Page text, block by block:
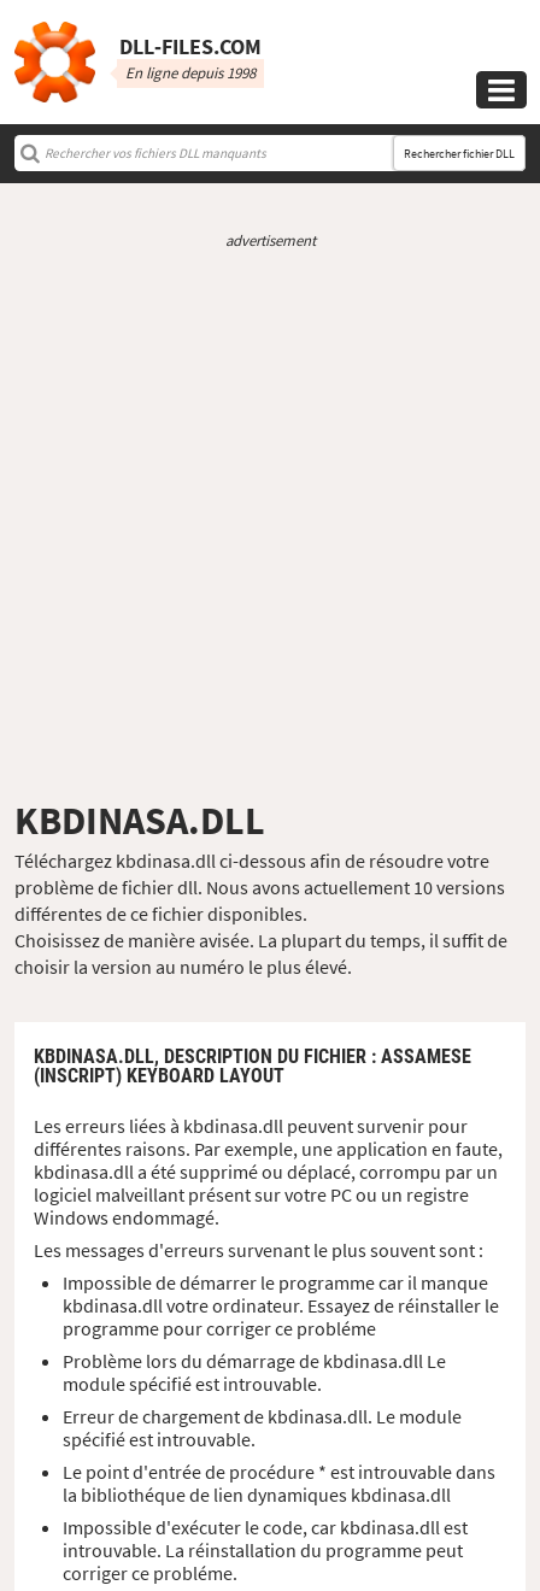
DLL‑FILES.COM
En ligne depuis 1998

Rechercher fichier DLL
advertisement
KBDINASA.DLL
Téléchargez kbdinasa.dll ci-dessous afin de résoudre votre
problème de fichier dll. Nous avons actuellement 10 versions
différentes de ce fichier disponibles.
Choisissez de manière avisée. La plupart du temps, il suffit de
choisir la version au numéro le plus élevé.
KBDINASA.DLL, DESCRIPTION DU FICHIER : ASSAMESE
(INSCRIPT) KEYBOARD LAYOUT
Les erreurs liées à kbdinasa.dll peuvent survenir pour
différentes raisons. Par exemple, une application en faute,
kbdinasa.dll a été supprimé ou déplacé, corrompu par un
logiciel malveillant présent sur votre PC ou un registre
Windows endommagé.
Les messages d'erreurs survenant le plus souvent sont :
Impossible de démarrer le programme car il manque
kbdinasa.dll votre ordinateur. Essayez de réinstaller le
programme pour corriger ce probléme
Problème lors du démarrage de kbdinasa.dll Le
module spécifié est introuvable.
Erreur de chargement de kbdinasa.dll. Le module
spécifié est introuvable.
Le point d'entrée de procédure * est introuvable dans
la bibliothéque de lien dynamiques kbdinasa.dll
Impossible d'exécuter le code, car kbdinasa.dll est
introuvable. La réinstallation du programme peut
corriger ce probléme.